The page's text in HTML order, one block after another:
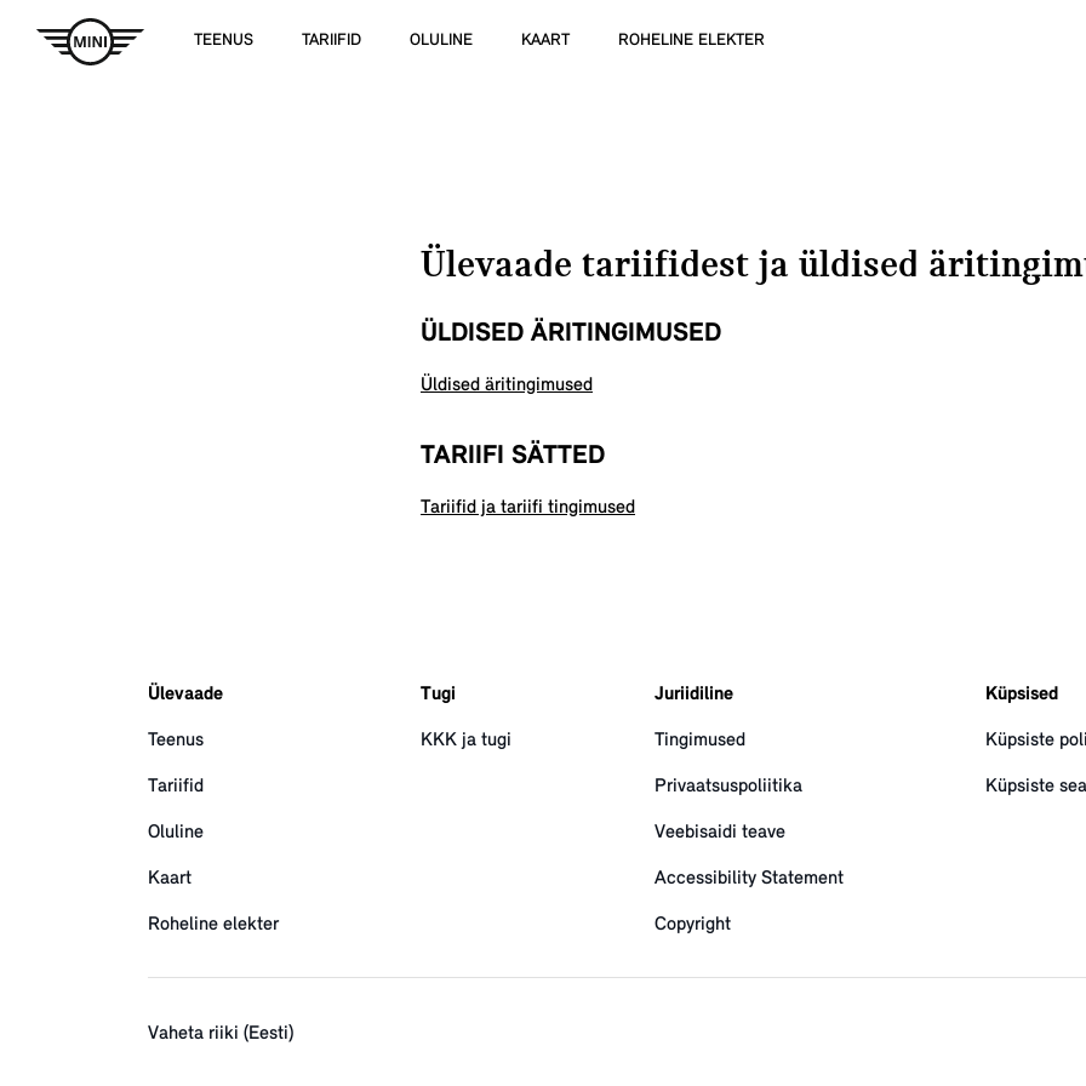
TEENUS TARIIFID OLULINE KAART ROHELINE ELEKTER
Ülevaade tariifidest ja üldised
ÜLDISED ÄRITINGIMUSED
Üldised äritingimused
TARIIFI SÄTTED
Tariifid ja tariifi tingimused
Ülevaade
Teenus
Tariifid
Oluline
Kaart
Roheline elekter
Tugi
KKK ja tugi
Juriidiline
Tingimused
Privaatsuspoliitika
Veebisaidi teave
Accessibility Statement
Copyright
Küpsised
Küpsiste
Küpsiste
Vaheta riiki (Eesti)